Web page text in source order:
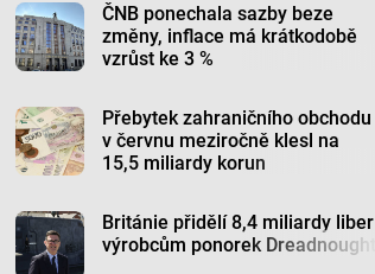
ČNB ponechala sazby beze
změny, inflace má krátkodobě
vzrůst ke 3 %
Přebytek zahraničního obchodu
v červnu meziročně klesl na
15,5 miliardy korun
Británie přidělí 8,4 miliardy liber
výrobcům ponorek Dreadnought